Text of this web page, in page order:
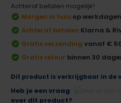
Achteraf betalen mogelijk!
Morgen in huis op
Achteraf betalen Klarna &
Gratis verzending vanaf €
Gratis retour binnen 30
Dit product is verkrijgbaar in de
Heb je een vraag
over dit product?